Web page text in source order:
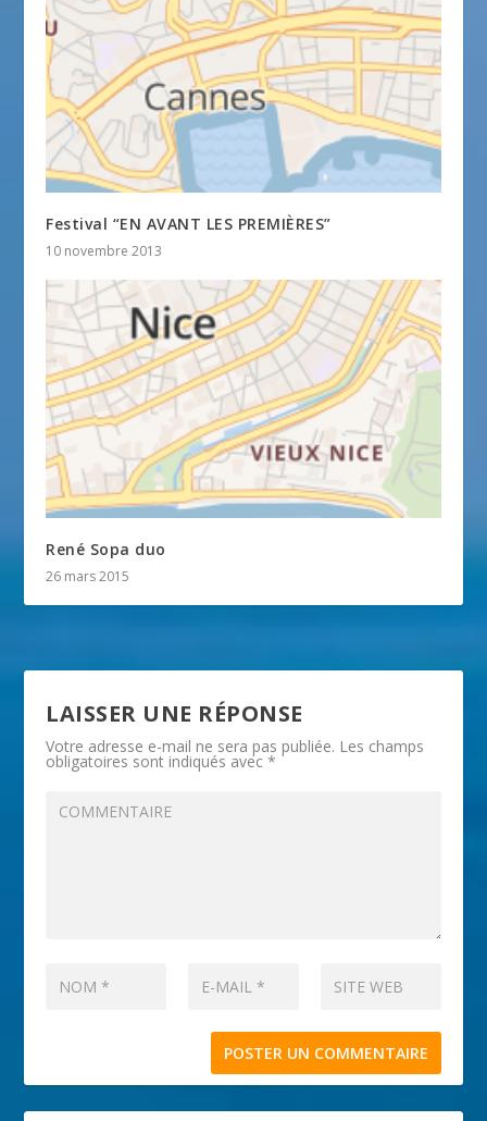
Festival “EN AVANT LES PREMIÈRES”
10 novembre 2013
René Sopa duo
26 mars 2015
LAISSER UNE RÉPONSE
Votre adresse e-mail ne sera pas publiée. Les champs
obligatoires sont indiqués avec*